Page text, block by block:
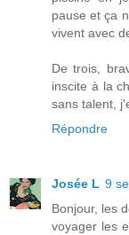
pause et ça
vivent avec
De trois,
inscite à la
sans talent,
Répondre
Josée L 9
Bonjour, les
voyager les